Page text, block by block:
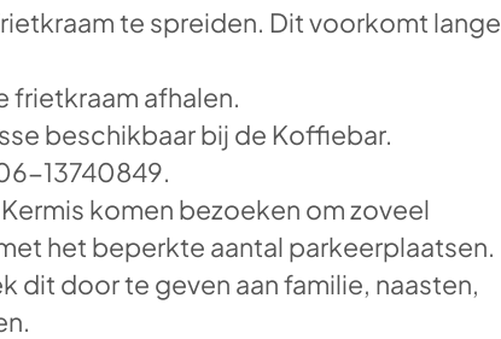
te spreiden. Dit voorkomt lange
frietkraam afhalen.
beschikbaar bij de Koffiebar.
13740849.
komen bezoeken om zoveel
het beperkte aantal parkeerplaatsen.
dit door te geven aan familie, naasten,